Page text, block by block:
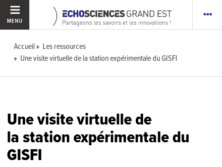
MENU
Accueil
Les ressources
Une visite virtuelle de la station expérimentale du GISFI
Une visite virtuelle de
la station expérimentale du
GISFI